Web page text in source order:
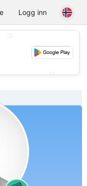
Logg inn